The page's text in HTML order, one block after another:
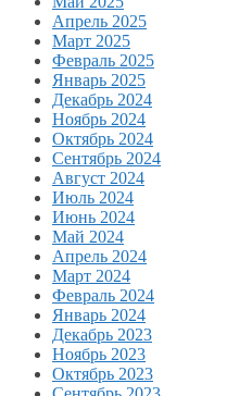
Апрель 2025
Март 2025
Февраль 2025
Январь 2025
Декабрь 2024
Ноябрь 2024
Октябрь 2024
Сентябрь 2024
Август 2024
Июль 2024
Июнь 2024
Май 2024
Апрель 2024
Март 2024
Февраль 2024
Январь 2024
Декабрь 2023
Ноябрь 2023
Октябрь 2023